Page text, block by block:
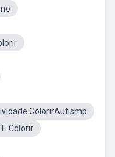
ColorirAutismp
Colorir